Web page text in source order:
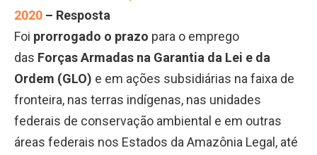
2020 – Resposta
Foi prorrogado o prazo para o emprego
das Forças Armadas na Garantia da Lei e da
Ordem (GLO) e em ações subsidiárias na faixa de
fronteira, nas terras indígenas, nas unidades
federais de conservação ambiental e em outras
áreas federais nos Estados da Amazônia Legal, até